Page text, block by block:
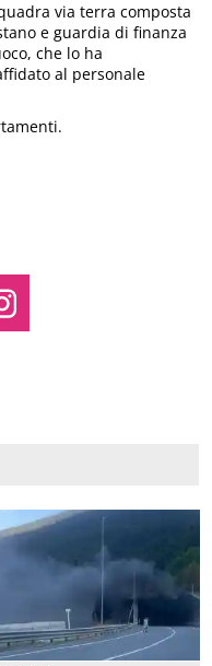
via terra composta
e guardia di finanza
che lo ha
al personale